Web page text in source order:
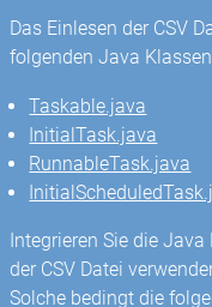
Das Einlesen der CSV
folgenden Java
Taskable.java
InitialTask.java
RunnableTask.java
Integrieren Sie die
der CSV Datei
Solche bedingt die